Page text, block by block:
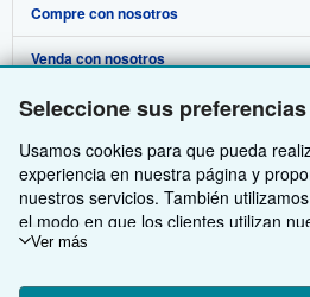
Seleccione sus
Usamos cookies para que pueda
experiencia en nuestra página y
nuestros servicios. También
el modo en que los clientes utilizan
ejemplo, midiendo las visitas al sitio) y
para mostrar contenido relevante en
Ver más
Compre con nosotros
Búsqueda avanzada
Colecciones
Mi cuenta
Mis pedidos
Ver carrito
Venda con nosotros
Comenzar a vender
Únase a nuestro programa de afiliados
Recomiende un vendedor
Sobre nosotros
Sobre IberLibro
Medios
Empleo
Política de Privacidad
Obtener Ayuda
Preguntas frecuentes y guías
Atención al Cliente
Otras compañías de AbeBooks
AbeBooks.com
AbeBooks.co.uk
Siga a IberLibro